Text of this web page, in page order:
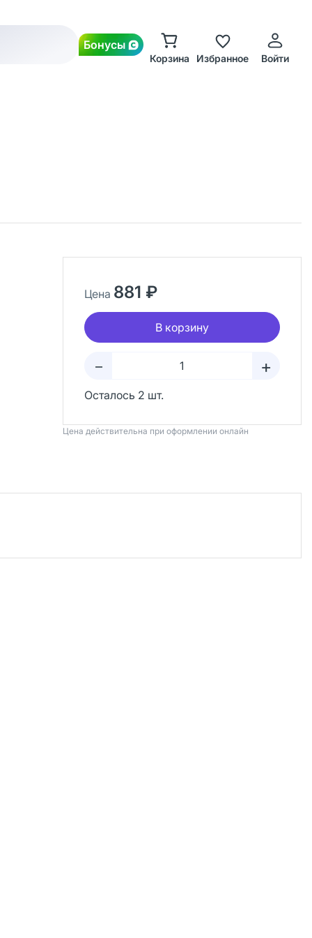
Бонусы
Корзина Избранное Войти
Цена 881 ₽
В корзину
– +
Осталось 2 шт.
Цена действительна при оформлении онлайн